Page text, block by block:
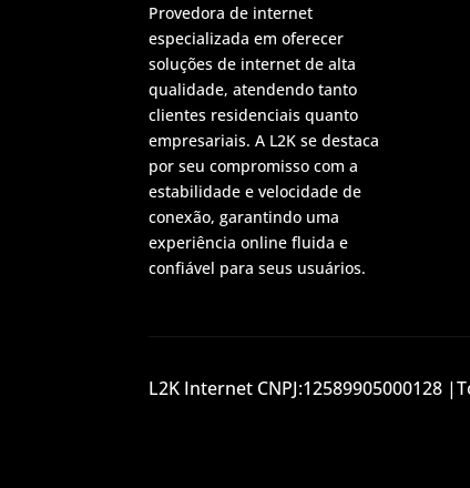
Provedora de internet
especializada em oferecer
soluções de internet de alta
qualidade, atendendo tanto
clientes residenciais quanto
empresariais. A L2K se destaca
por seu compromisso com a
estabilidade e velocidade de
conexão, garantindo uma
experiência online fluida e
confiável para seus usuários.
L2K Internet CNPJ:12589905000128